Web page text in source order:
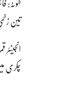
کہوٹہ:
تین
انجینئر
چکری میں 16 افراد کا